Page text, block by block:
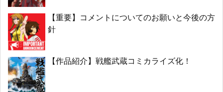
【重要】コメントについてのお願いと今後の方
針
【作品紹介】戦艦武蔵コミカライズ化！